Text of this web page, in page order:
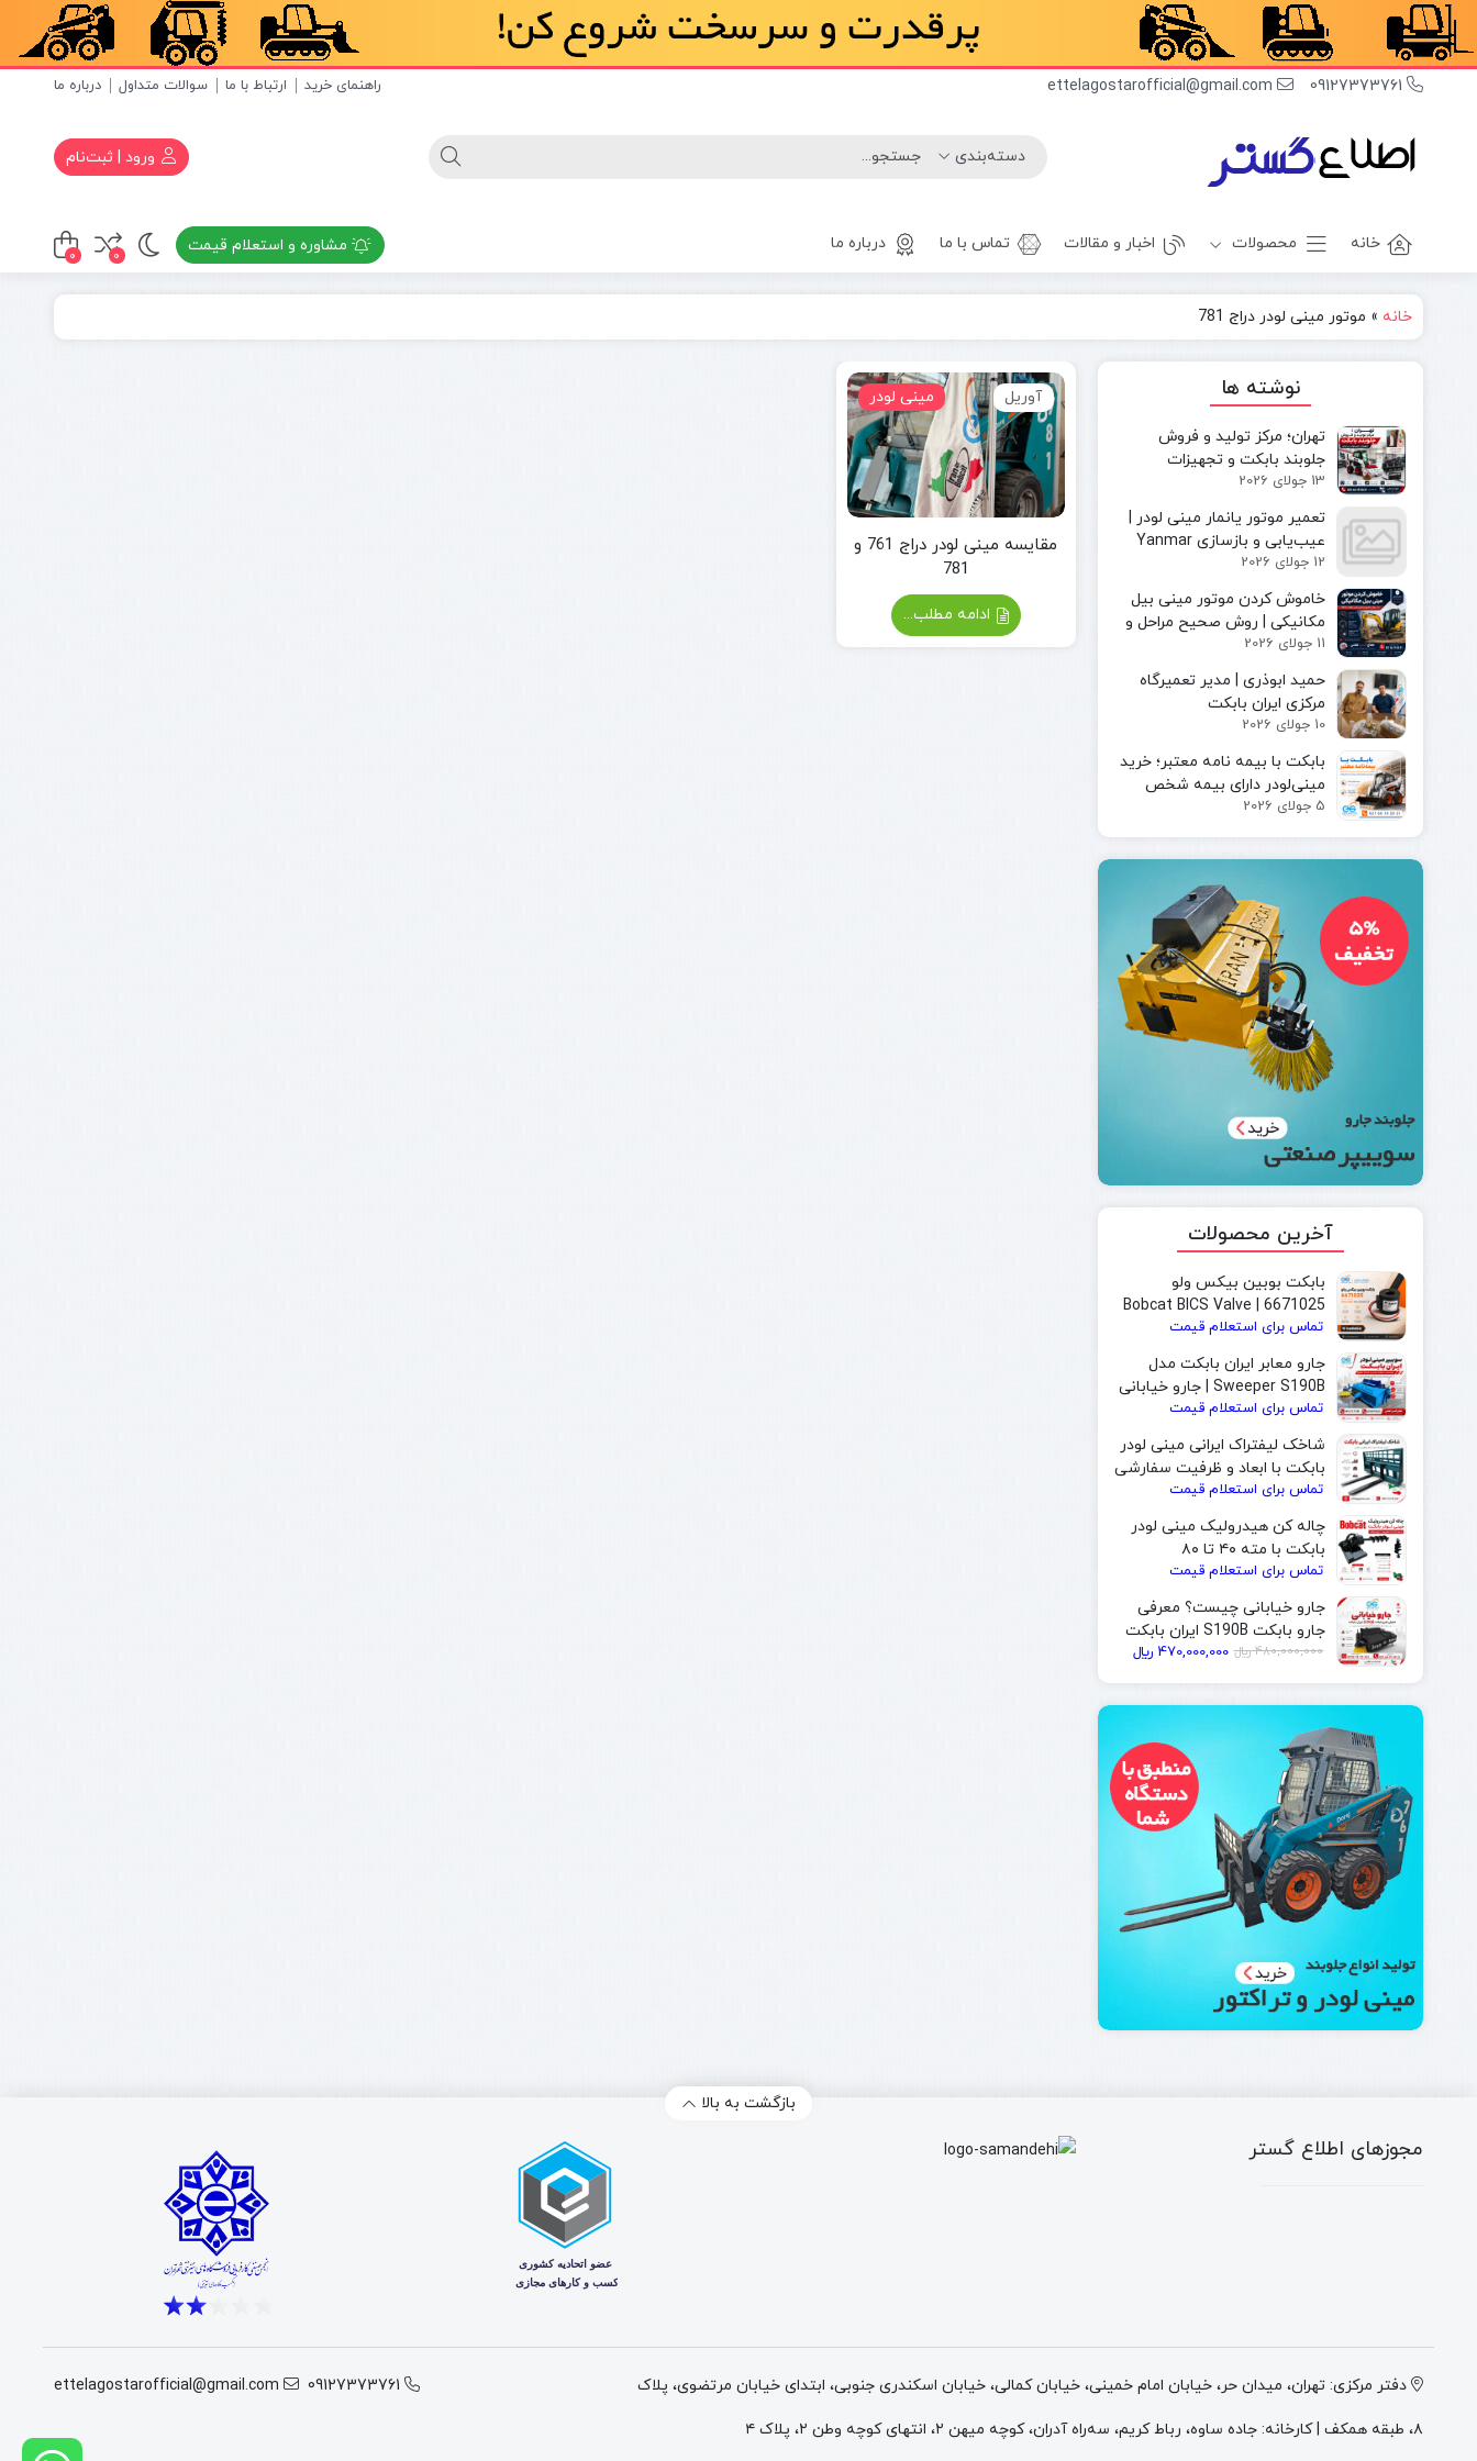
راهنمای خرید ارتباط با ما سوالات متداول درباره ما 09127373761
ettelagostarofficial@gmail.com
ورود | ثبت‌نام
خانه محصولات
مکانیکی
مینی بیل
مکانیکی
بابکت
بابکت
فوریوز
بابکت
دراج
رفسنجان
بیل بکهو
غلطک
آسفالت
جلوبند چاله
کن
پیکور یا
هیدرولیکی
شاخک
لیفتراک
اخبار و مقالات تماس با ما درباره ما مشاوره و استعلام قیمت 0
0
خانه » موتور مینی لودر دراج 781
مینی لودر آوریل
مقایسه مینی لودر دراج 761 و
781
ادامه مطلب...
نوشته ها
تهران؛ مرکز تولید و فروش
جلوبند بابکت و تجهیزات
مینی‌لودر در ایران
13 جولای 2026
تعمیر موتور یانمار مینی لودر |
عیب‌یابی و بازسازی Yanmar
Engine
12 جولای 2026
خاموش کردن موتور مینی بیل
مکانیکی | روش صحیح مراحل و
ایمن توقف دستگاه
11 جولای 2026
حمید ابوذری | مدیر تعمیرگاه
مرکزی ایران بابکت
10 جولای 2026
بابکت با بیمه‌ نامه معتبر؛ خرید
مینی‌لودر دارای بیمه شخص
ثالث و بیمه بدنه ماشین‌آلات
5 جولای 2026
آخرین محصولات
بابکت بوبین بیکس ولو
6671025 | Bobcat BICS Valve
Solenoid Coil
تماس برای استعلام قیمت
جارو معابر ایران بابکت مدل
Sweeper S190B | جارو خیابانی
و جارو بابکت مخصوص شهرداری
تماس برای استعلام قیمت
شاخک لیفتراک ایرانی مینی لودر
بابکت با ابعاد و ظرفیت سفارشی
| ایران بابکت
تماس برای استعلام قیمت
چاله کن هیدرولیک مینی لودر
بابکت با مته ۴۰ تا ۸۰
سانتی‌متر | ایران بابکت
تماس برای استعلام قیمت
جارو خیابانی چیست؟ معرفی
جارو بابکت S190B ایران بابکت
480,000,000﷼
قیمت
470,000,000 ﷼
قیمت
بازگشت به بالا
مجوزهای اطلاع گستر
دفتر مرکزی: تهران، میدان حر، خیابان امام خمینی، خیابان کمالی، خیابان اسکندری جنوبی، ابتدای خیابان مرتضوی، پلاک
۸، طبقه همکف | کارخانه: جاده ساوه، رباط کریم، سه‌راه آدران، کوچه میهن ۲، انتهای کوچه وطن ۲، پلاک ۴
09127373761
ettelagostarofficial@gmail.com